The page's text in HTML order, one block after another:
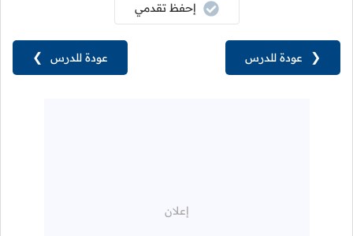
عودة للدرس ❯
إحفظ تقدمي
❮ عودة للدرس